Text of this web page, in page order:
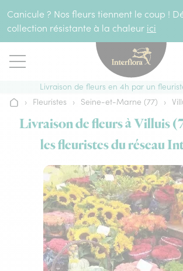
Canicule ? Nos fleurs tiennent le coup !
collection résistante à la chaleur ici
Livraison de fleurs en 4h par un
Accueil
› Fleuristes › Seine-et-Marne (77) ›
Livraison de fleurs à Villuis
les fleuristes du réseau